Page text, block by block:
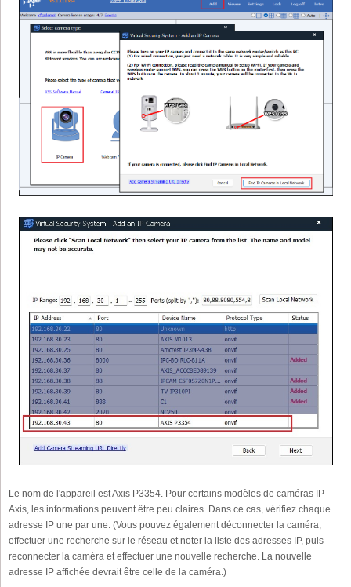
Le nom de l'appareil est Axis P3354. Pour certains modèles de caméras IP
Axis, les informations peuvent être peu claires. Dans ce cas, vérifiez chaque
adresse IP une par une. (Vous pouvez également déconnecter la caméra,
effectuer une recherche sur le réseau et noter la liste des adresses IP, puis
reconnecter la caméra et effectuer une nouvelle recherche. La nouvelle
adresse IP affichée devrait être celle de la caméra.)